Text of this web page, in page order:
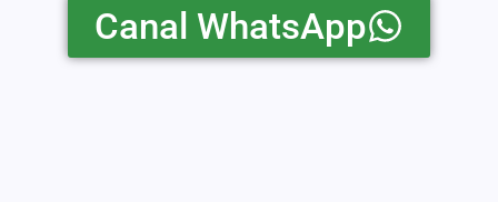
Canal WhatsApp